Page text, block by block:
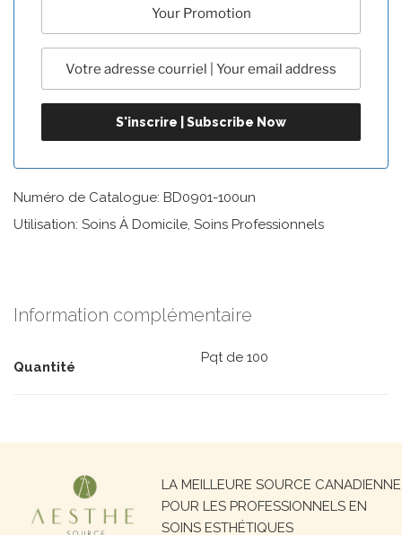
Numéro de Catalogue: BD0901-100un
Utilisation: Soins À Domicile, Soins Professionnels
Information complémentaire
Quantité
Pqt de 100
LA MEILLEURE SOURCE CANADIENNE
POUR LES PROFESSIONNELS EN
SOINS ESTHÉTIQUES
Recherche
pour :